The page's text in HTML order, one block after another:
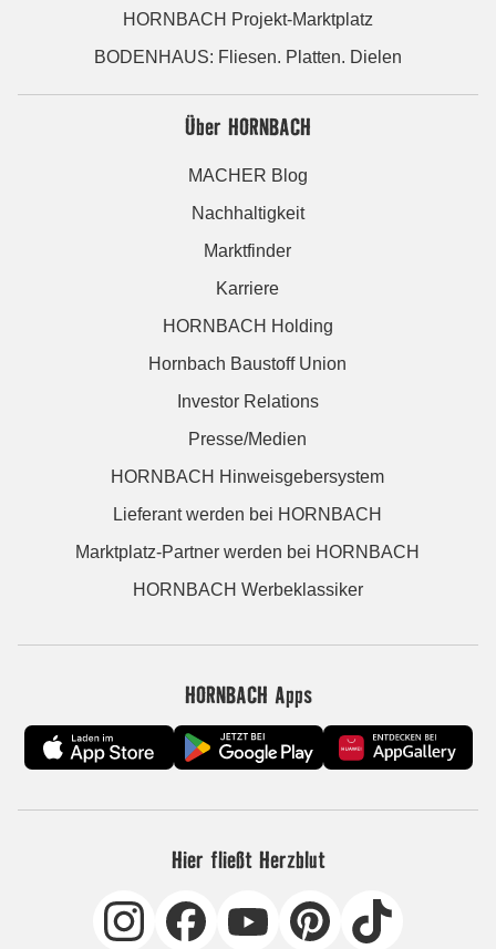
HORNBACH Projekt-Marktplatz
BODENHAUS: Fliesen. Platten. Dielen
Über HORNBACH
MACHER Blog
Nachhaltigkeit
Marktfinder
Karriere
HORNBACH Holding
Hornbach Baustoff Union
Investor Relations
Presse/Medien
HORNBACH Hinweisgebersystem
Lieferant werden bei HORNBACH
Marktplatz-Partner werden bei HORNBACH
HORNBACH Werbeklassiker
HORNBACH Apps
Hier fließt Herzblut